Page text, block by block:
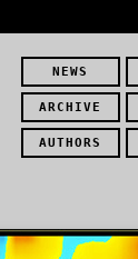
NEWS
ARCHIVE
AUTHORS